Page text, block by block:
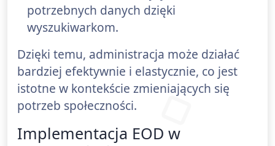
potrzebnych danych dzięki
wyszukiwarkom.
Dzięki temu, administracja może działać
bardziej efektywnie i elastycznie, co jest
istotne w kontekście zmieniających się
potrzeb społeczności.
Implementacja EOD w